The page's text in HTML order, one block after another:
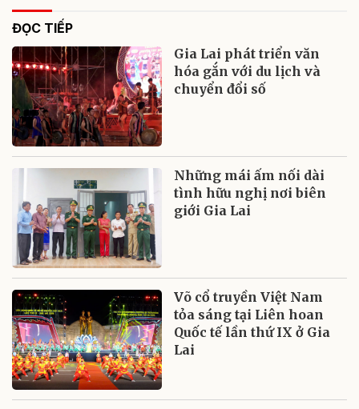
ĐỌC TIẾP
Gia Lai phát triển văn
hóa gắn với du lịch và
chuyển đổi số
Những mái ấm nối dài
tình hữu nghị nơi biên
giới Gia Lai
Võ cổ truyền Việt Nam
tỏa sáng tại Liên hoan
Quốc tế lần thứ IX ở Gia
Lai